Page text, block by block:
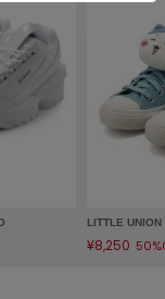
LITTLE
¥8,250